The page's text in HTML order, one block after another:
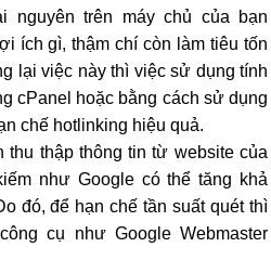
nguyên trên máy chủ của bạn
ích gì, thậm chí còn làm tiêu tốn
lại việc này thì việc sử dụng tính
cPanel hoặc bằng cách sử dụng
chế hotlinking hiệu quả.
thu thập thông tin từ website của
như Google có thể tăng khả
đó, để hạn chế tần suất quét thì
cụ như Google Webmaster